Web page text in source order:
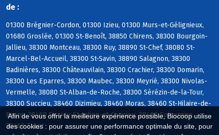
Afin de vous offrir la meilleure expérience possible, Biocoop utilise
des cookies : pour assurer une performance optimale du site, pour
de :
01300 Brégnier-Cordon, 01300 Izieu, 01300 Murs-et-Gélignieux,
01680 Groslée, 01300 St-Benoît, 38850 Chirens, 38300 Bourgoin-
Jallieu, 38300 Montceau, 38300 Ruy, 38890 St-Chef, 38080 St-
Marcel-Bel-Accueil, 38300 St-Savin, 38890 Salagnon, 38300
Badinières, 38300 Châteauvilain, 38300 Crachier, 38300 Domarin,
38300 Les Eparres, 38300 Maubec, 38300 Meyrié, 38300 Nivolas-
Vermelle, 38080 St-Alban-de-Roche, 38300 Sérézin-de-la-Tour,
38300 Succieu, 38460 Dizimieu, 38460 Moras, 38460 St-Hilaire-de-
Brens, 38460 Siccieu-St-Julien-et-Carisieu, 38460 Soleymieu,
38460 Trept